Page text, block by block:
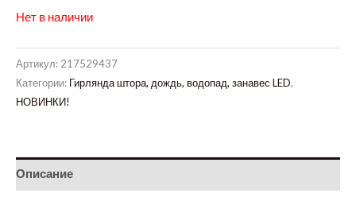
Нет в наличии
Артикул: 217529437
Категории: Гирлянда штора, дождь, водопад, занавес LED,
НОВИНКИ!
Описание